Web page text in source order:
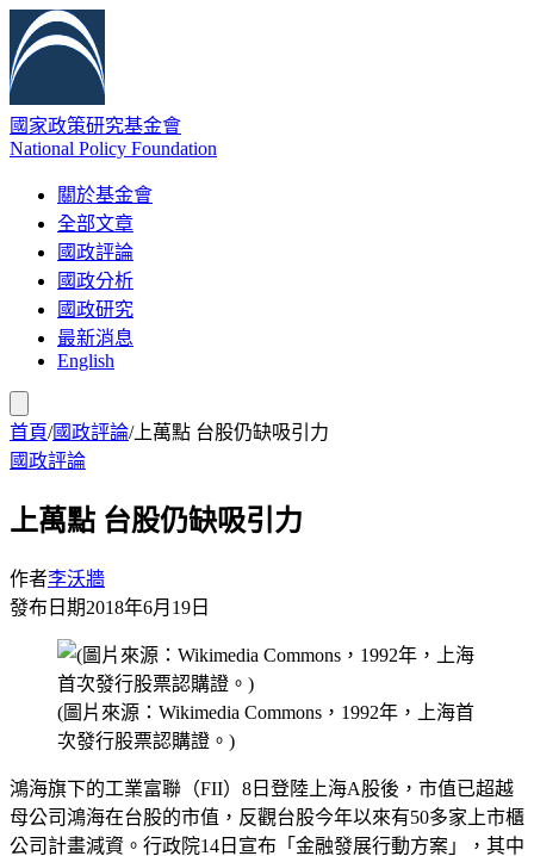
國家政策研究基金會
National Policy Foundation
關於基金會
全部文章
國政評論
國政分析
國政研究
最新消息
English
首頁/國政評論/上萬點 台股仍缺吸引力
國政評論
上萬點 台股仍缺吸引力
作者李沃牆
發布日期2018年6月19日
(圖片來源：Wikimedia Commons，1992年，上海首
次發行股票認購證。)
鴻海旗下的工業富聯（FII）8日登陸上海A股後，市值已超越
母公司鴻海在台股的市值，反觀台股今年以來有50多家上市櫃
公司計畫減資。行政院14日宣布「金融發展行動方案」，其中